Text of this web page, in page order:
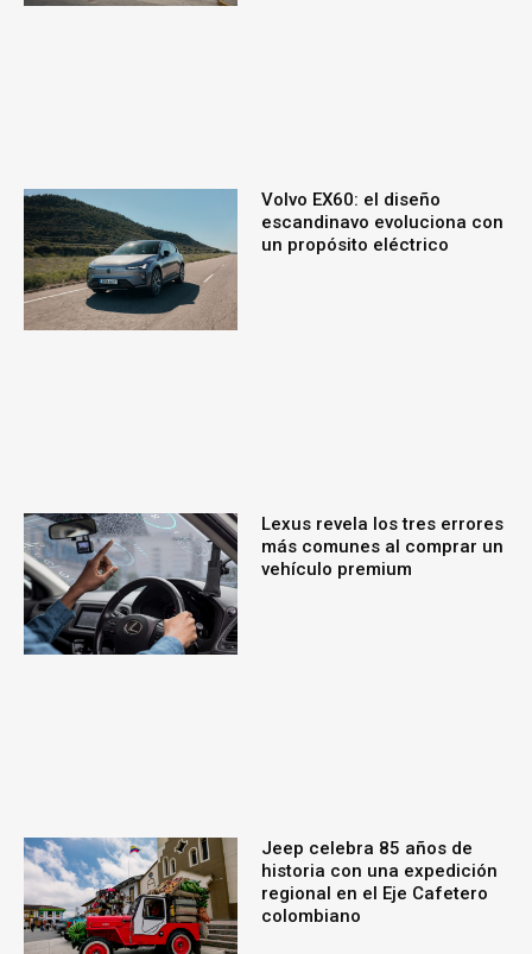
Volvo EX60: el diseño
escandinavo evoluciona con
un propósito eléctrico
Lexus revela los tres errores
más comunes al comprar un
vehículo premium
Jeep celebra 85 años de
historia con una expedición
regional en el Eje Cafetero
colombiano